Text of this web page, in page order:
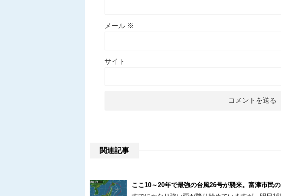
メール ※
サイト
関連記事
ここ10～20年で最強の台風26号が襲来。富津市民